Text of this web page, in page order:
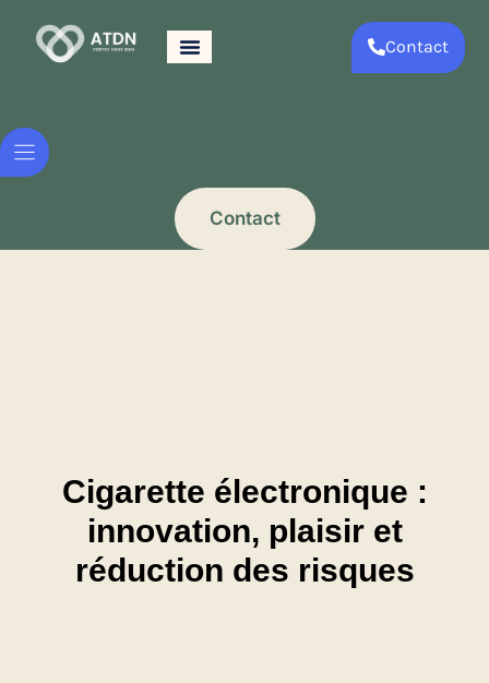
Contact
Contact
Cigarette électronique :
innovation, plaisir et
réduction des risques